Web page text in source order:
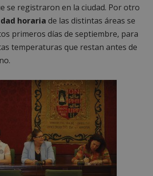
se registraron en la ciudad. Por otro
horaria de las distintas áreas se
primeros días de septiembre, para
temperaturas que restan antes de